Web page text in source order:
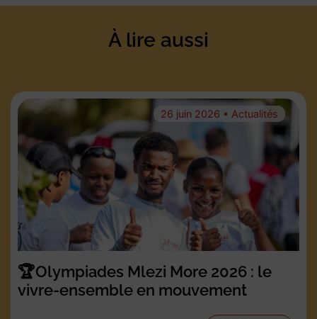
À lire aussi
26 juin 2026 • Actualités
🏆Olympiades Mlezi More 2026 : le
vivre-ensemble en mouvement